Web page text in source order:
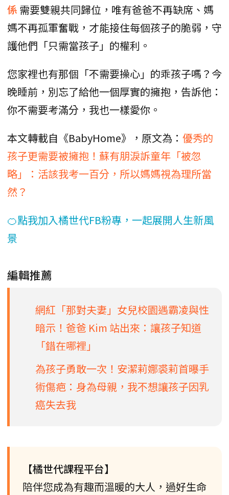
係 需要雙親共同歸位，唯有爸爸不再缺席、媽
媽不再孤軍奮戰，才能接住每個孩子的脆弱，守
護他們「只需當孩子」的權利。
您家裡也有那個「不需要操心」的乖孩子嗎？今
晚睡前，別忘了給他一個厚實的擁抱，告訴他：
你不需要考滿分，我也一樣愛你。
本文轉載自《BabyHome》，原文為： 優秀的
孩子更需要被擁抱！蘇有朋淚訴童年「被忽
略」：活該我考一百分，所以媽媽視為理所當
然？
🍊點我加入橘世代FB粉專，一起展開人生新風
景
編輯推薦
網紅「那對夫妻」女兒校園遇霸凌與性
暗示！爸爸 Kim 站出來：讓孩子知道
「錯在哪裡」
為孩子勇敢一次！安潔莉娜裘莉首曝手
術傷疤：身為母親，我不想讓孩子因乳
癌失去我
【橘世代課程平台】
陪伴您成為有趣而溫暖的大人，過好生命